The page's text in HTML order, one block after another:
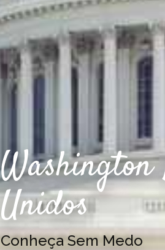
Unidos
Conheça Sem Medo